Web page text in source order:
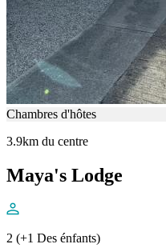
Chambres d'hôtes
3.9km du centre
Maya's Lodge
2 (+1 Des énfants)